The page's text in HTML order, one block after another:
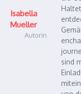
Isabella
Mueller
Autorin
sind